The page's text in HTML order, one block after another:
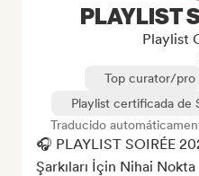
PLAYLIST
Playlist
Top curator/pro
Playlist certificada de
Traducido
🎧 PLAYLIST SOIRÉE
Şarkıları İçin Nihai Nokta